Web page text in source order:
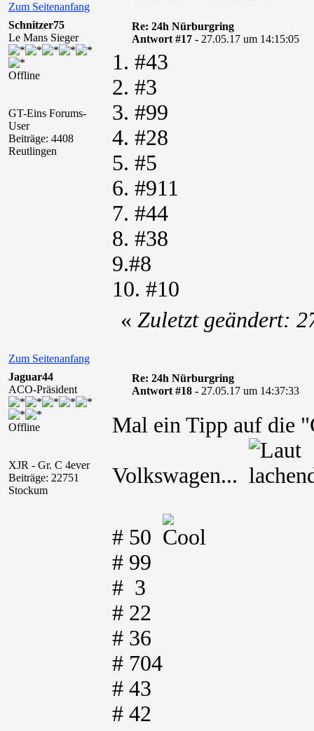
Zum Seitenanfang
Schnitzer75
Le Mans Sieger
Offline
GT-Eins Forums-
User
Beiträge: 4408
Reutlingen
Re: 24h Nürburgring
Antwort #17 - 27.05.17 um 14:15:05
1. #43
2. #3
3. #99
4. #28
5. #5
6. #911
7. #44
8. #38
9.#8
10. #10
Zum Seitenanfang
« Zuletzt geändert:
Jaguar44
ACO-Präsident
Offline
XJR - Gr. C 4ever
Beiträge: 22751
Stockum
Re: 24h Nürburgring
Antwort #18 - 27.05.17 um 14:37:33
Mal ein Tipp auf die
Volkswagen...
# 50
# 99
# 3
# 22
# 36
# 704
# 43
# 42